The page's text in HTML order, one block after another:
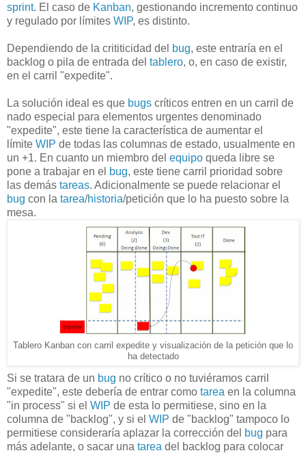
sprint. El caso de Kanban, gestionando incremento continuo
y regulado por límites WIP, es distinto.
Dependiendo de la crititicidad del bug, este entraría en el
backlog o pila de entrada del tablero, o, en caso de existir,
en el carril "expedite".
La solución ideal es que bugs críticos entren en un carril de
nado especial para elementos urgentes denominado
"expedite", este tiene la característica de aumentar el
límite WIP de todas las columnas de estado, usualmente en
un +1. En cuanto un miembro del equipo queda libre se
pone a trabajar en el bug, este tiene carril prioridad sobre
las demás tareas. Adicionalmente se puede relacionar el
bug con la tarea/historia/petición que lo ha puesto sobre la
mesa.
Tablero Kanban con carril expedite y visualización de la petición que lo
ha detectado
Si se tratara de un bug no crítico o no tuviéramos carril
"expedite", este debería de entrar como tarea en la columna
"in process" si el WIP de esta lo permitiese, sino en la
columna de "backlog", y si el WIP de "backlog" tampoco lo
permitiese consideraría aplazar la corrección del bug para
más adelante, o sacar una tarea del backlog para colocar